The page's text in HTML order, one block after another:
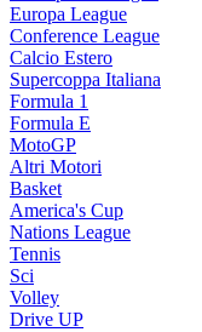
Europa League
Conference League
Calcio Estero
Supercoppa Italiana
Formula 1
Formula E
MotoGP
Altri Motori
Basket
America's Cup
Nations League
Tennis
Sci
Volley
Drive UP